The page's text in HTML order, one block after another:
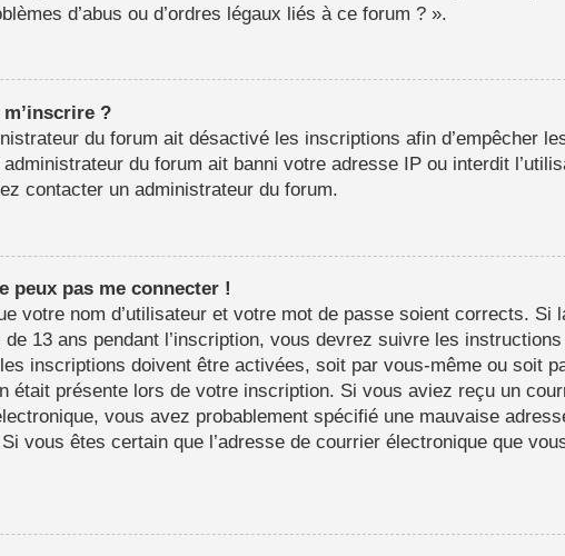
d’abus ou d’ordres légaux liés à ce forum ? ».
?
du forum ait désactivé les inscriptions afin d’empêcher
administrateur du forum ait banni votre adresse IP ou interdit
contacter un administrateur du forum.
peux pas me connecter !
votre nom d’utilisateur et votre mot de passe soient corrects.
13 ans pendant l’inscription, vous devrez suivre les
inscriptions doivent être activées, soit par vous-même ou soit
était présente lors de votre inscription. Si vous aviez reçu un
vous avez probablement spécifié une mauvaise
vous êtes certain que l’adresse de courrier électronique que